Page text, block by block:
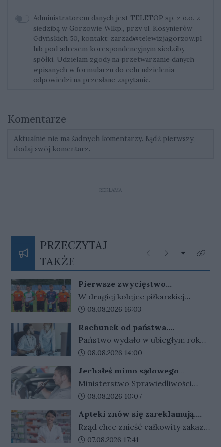
Administratorem danych jest TELETOP sp. z o.o. z
siedzibą w Gorzowie Wlkp., przy ul. Kosynierów
Gdyńskich 50, kontakt: zarzad@telewizjagorzow.pl
lub pod adresem korespondencyjnym siedziby
spółki. Udzielam zgody na przetwarzanie danych
wpisanych w formularzu do celu udzielenia
odpowiedzi na przesłane zapytanie.
Komentarze
Aktualnie nie ma żadnych komentarzy. Bądź pierwszy,
dodaj swój komentarz.
REKLAMA
PRZECZYTAJ
TAKŻE
Poprzednie
Następne
Rozwiń
Kliknij
Pierwsze zwycięstwo
gorzowskiej Warty
W drugiej kolejce piłkarskiej
Betclic III ligi gorzowskie kluby
wygrała w Gorzowie z Cariną
Gubin 2:1, a takim samym wynikiem
Stilon przegrał w Katowicach ze
Spartą.
Data dodania artykułu:
08.08.2026 16:03
Rachunek od państwa.
Wydajemy więcej, niż zarabiamy.
Kwota rośnie z roku na rok
Państwo wydało w ubiegłym roku
niemal 2 biliony złotych. To aż 53
Polski. Najwięcej pochłonęły
emerytury, zdrowie i
bezpieczeństwo.
Data dodania artykułu:
08.08.2026 14:00
Jechałeś mimo sądowego
zakazu? Koniec z wyrokami w
zawieszeniu. Rząd zaostrza
przepisy dla kierowców
Ministerstwo Sprawiedliwości
szykuje ostre zmiany dla
zakazu prowadzenia auta i
recydywę po alkoholu ma grozić
bezwzględne więzienie.
Data dodania artykułu:
08.08.2026 10:07
Apteki znów się zareklamują.
Ale nie bez ograniczeń
Rząd chce znieść całkowity zakaz
reklamy aptek. Nadal jednak
Data dodania artykułu:
07.08.2026 17:41